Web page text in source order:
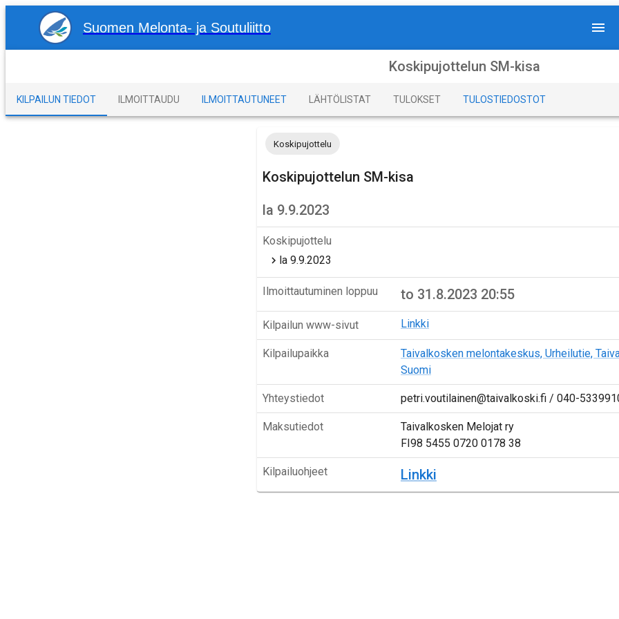
Suomen Melonta- ja Soutuliitto
Koskipujottelun SM-kisa
KILPAILUN TIEDOT ILMOITTAUDU ILMOITTAUTUNEET LÄHTÖLISTAT TULOKSET TULOSTIEDOSTOT
Koskipujottelu
Koskipujottelun SM-kisa
la 9.9.2023
Koskipujottelu
la 9.9.2023
Ilmoittautuminen loppuu to 31.8.2023 20:55
Kilpailun www-sivut Linkki
Kilpailupaikka
Taivalkosken melontakeskus, Urheilutie,
Suomi
Yhteystiedot petri.voutilainen@taivalkoski.fi / 040-
Maksutiedot
Taivalkosken Melojat ry
FI98 5455 0720 0178 38
Kilpailuohjeet Linkki